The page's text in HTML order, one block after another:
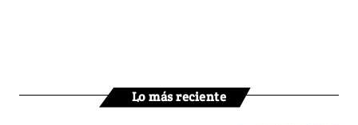
Lo más reciente